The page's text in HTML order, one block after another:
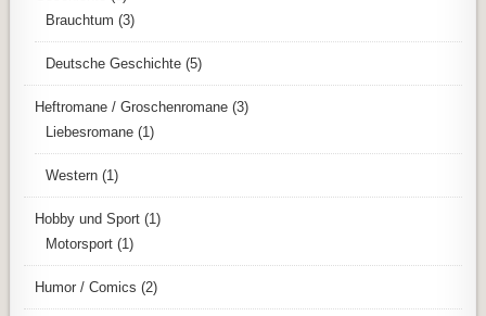
Brauchtum (3)
Deutsche Geschichte (5)
Heftromane / Groschenromane (3)
Liebesromane (1)
Western (1)
Hobby und Sport (1)
Motorsport (1)
Humor / Comics (2)